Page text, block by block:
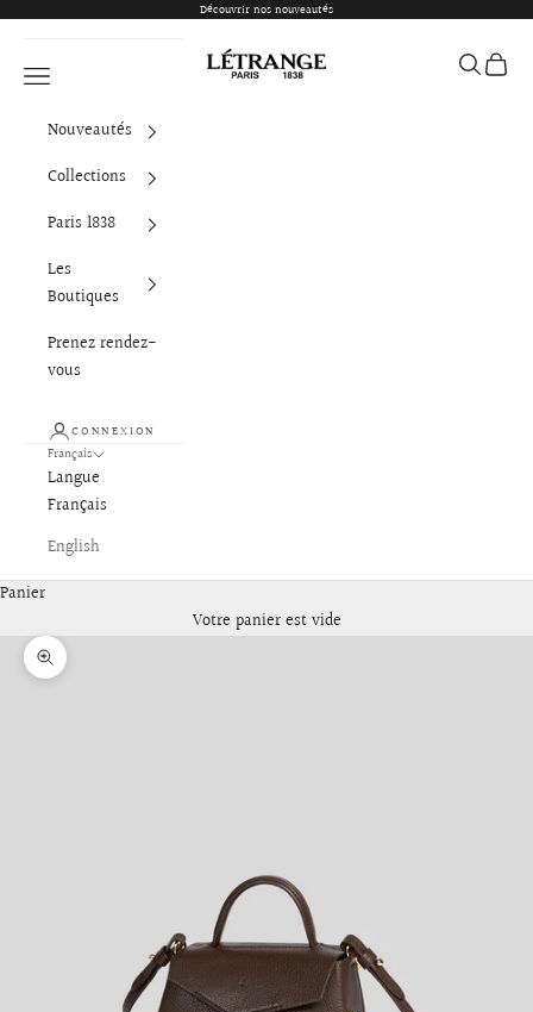
Découvrir nos nouveautés
Létrange Paris
Ouvrir la navigation Ouvrir la
Voir
Nouveautés
Collections
Paris 1838
Les
Boutiques
Prenez rendez-
vous
CONNEXION
Français
Langue
Français
English
Panier
Votre panier est vide
Zoomer sur l'image